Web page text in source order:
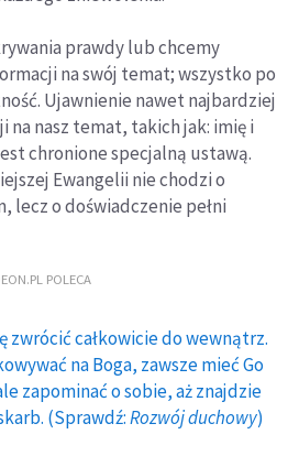
prawdy lub chcemy
na swój temat; wszystko po
Ujawnienie nawet najbardziej
nasz temat, takich jak: imię i
chronione specjalną ustawą.
Ewangelii nie chodzi o
lecz o doświadczenie pełni
POLECA
zwrócić całkowicie do wewnątrz.
na Boga, zawsze mieć Go
zapominać o sobie, aż znajdzie
(Sprawdź:Rozwój duchowy)